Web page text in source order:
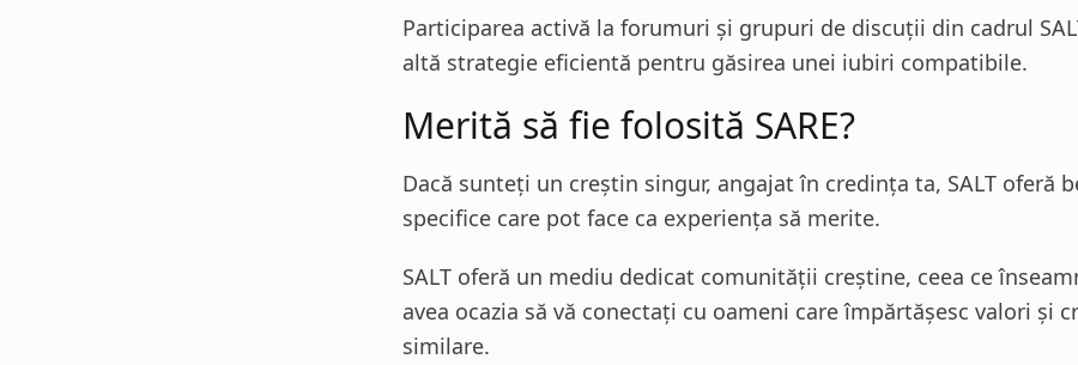
Participarea activă la forumuri și grupuri de discuții din cadrul
altă strategie eficientă pentru găsirea unei iubiri compatibile.
Merită să fie folosită SARE?
Dacă sunteți un creștin singur, angajat în credința ta, SALT oferă
specifice care pot face ca experiența să merite.
SALT oferă un mediu dedicat comunității creștine, ceea ce
avea ocazia să vă conectați cu oameni care împărtășesc valori și
similare.